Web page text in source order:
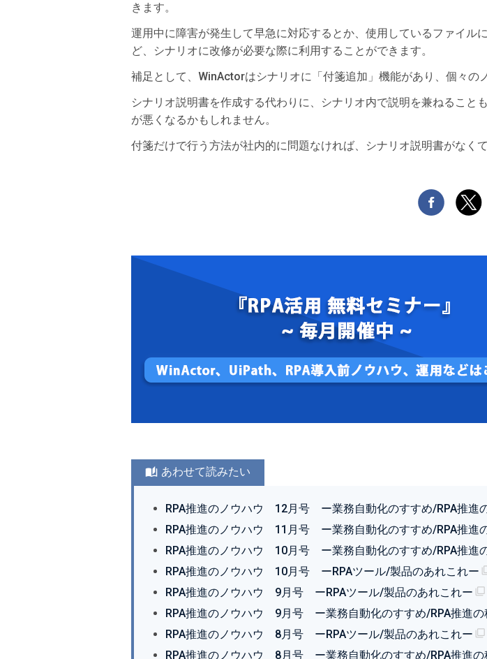
きます。
運用中に障害が発生して早急に対応するとか、使用しているファイル
ど、シナリオに改修が必要な際に利用することができます。
補足として、WinActorはシナリオに「付箋追加」機能があり、個々の
シナリオ説明書を作成する代わりに、シナリオ内で説明を兼ねるこ
が悪くなるかもしれません。
付箋だけで行う方法が社内的に問題なければ、シナリオ説明書がなく
あわせて読みたい
RPA推進のノウハウ 12月号 ー業務自動化のすすめ/RPA推進
RPA推進のノウハウ 11月号 ー業務自動化のすすめ/RPA推進
RPA推進のノウハウ 10月号 ー業務自動化のすすめ/RPA推進
RPA推進のノウハウ 10月号 ーRPAツール/製品のあれこれー
RPA推進のノウハウ 9月号 ーRPAツール/製品のあれこれー
RPA推進のノウハウ 9月号 ー業務自動化のすすめ/RPA推進の
RPA推進のノウハウ 8月号 ーRPAツール/製品のあれこれー
RPA推進のノウハウ 8月号 ー業務自動化のすすめ/RPA推進の